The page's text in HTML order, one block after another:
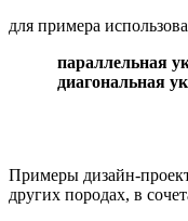
для примера
параллельная
диагональная
Примеры дизайн-
других породах, в